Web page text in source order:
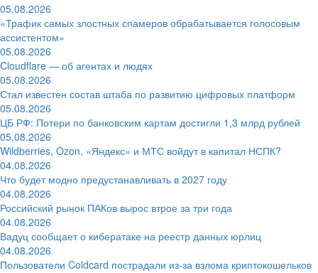
05.08.2026
«Трафик самых злостных спамеров обрабатывается голосовым
ассистентом»
05.08.2026
Cloudflare — об агентах и людях
05.08.2026
Стал известен состав штаба по развитию цифровых платформ
05.08.2026
ЦБ РФ: Потери по банковским картам достигли 1,3 млрд рублей
05.08.2026
Wildberries, Ozon, «Яндекс» и МТС войдут в капитал НСПК?
04.08.2026
Что будет модно предустанавливать в 2027 году
04.08.2026
Российский рынок ПАКов вырос втрое за три года
04.08.2026
Вадуц сообщает о кибератаке на реестр данных юрлиц
04.08.2026
Пользователи Coldcard пострадали из-за взлома криптокошельков